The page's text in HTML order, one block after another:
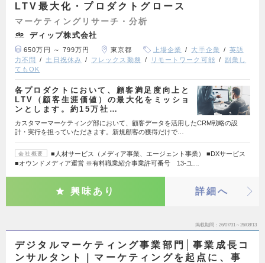
LTV最大化・プロダクトグロース
マーケティングリサーチ・分析
ディップ株式会社
650万円 ～ 799万円 東京都 上場企業 大手企業
英語
力不問
土日祝休み フレックス勤務 リモートワーク可能
副業し
てもOK
各プロダクトにおいて、顧客満足度向上と
LTV（顧客生涯価値）の最大化をミッショ
ンとします。約15万社…
カスタマーマーケティング部において、顧客データを活用したCRM戦略の設
計・実行を担っていただきます。新規顧客の獲得だけで…
会社概要
■人材サービス（メディア事業、エージェント事業） ■DXサービス
■オウンドメディア運営 ※有料職業紹介事業許可番号 13-ユ…
興味あり 詳細へ
掲載期間 26/07/31～26/08/13
デジタルマーケティング事業部門│事業成長コ
ンサルタント｜マーケティングを起点に、事